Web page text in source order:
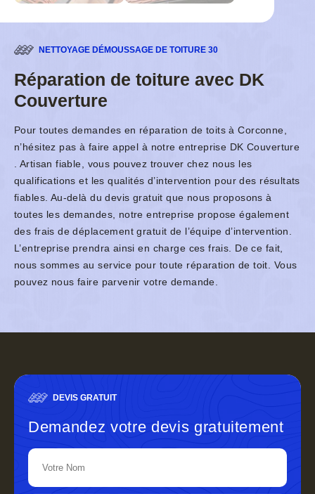
NETTOYAGE DÉMOUSSAGE DE TOITURE 30
Réparation de toiture avec DK
Couverture
Pour toutes demandes en réparation de toits à Corconne,
n’hésitez pas à faire appel à notre entreprise DK Couverture
. Artisan fiable, vous pouvez trouver chez nous les
qualifications et les qualités d’intervention pour des résultats
fiables. Au-delà du devis gratuit que nous proposons à
toutes les demandes, notre entreprise propose également
des frais de déplacement gratuit de l’équipe d’intervention.
L’entreprise prendra ainsi en charge ces frais. De ce fait,
nous sommes au service pour toute réparation de toit. Vous
pouvez nous faire parvenir votre demande.
DEVIS GRATUIT
Demandez votre devis gratuitement